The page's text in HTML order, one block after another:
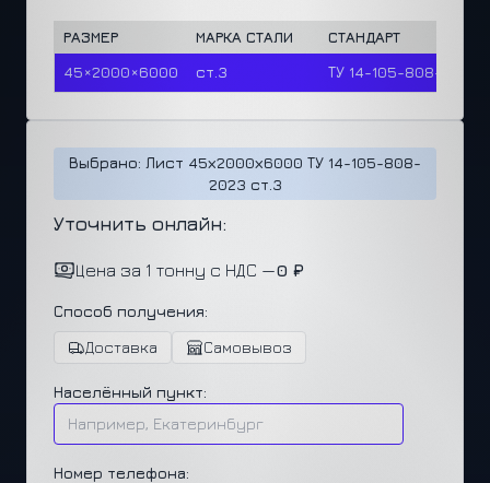
РАЗМЕР МАРКА СТАЛИ
СТАНДАРТ
45×2000×6000
ст.3 ТУ 14-105-808-2023
Выбрано: Лист 45х2000х6000 ТУ 14-105-808-
2023 ст.3
Уточнить онлайн:
Цена за 1 тонну с НДС —0 ₽
Способ получения:
Доставка
Самовывоз
Населённый пункт:
Номер телефона: